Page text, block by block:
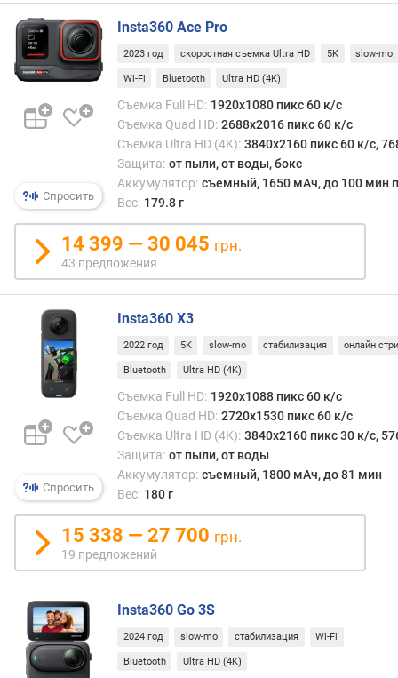
п
л
е
я
д
и
н
а
л
ь
ф
р
о
н
т
а
л
н
о
о
д
и
с
п
л
я
(
"
)
Спросить
Insta360 Ace Pro
2023 год скоростная съемка Ultra HD 5K slow-mo
Wi-Fi Bluetooth Ultra HD (4K)
Съемка Full HD: 1920x1080 пикс 60 к/с
Съемка Quad HD: 2688x2016 пикс 60 к/с
Съемка Ultra HD (4K): 3840x2160 пикс 60 к/с,
Защита: от пыли, от воды, бокс
Аккумулятор: съемный, 1650 мАч, до 100 мин
Вес: 179.8 г
14 399 — 30 045 грн.
43 предложения
Спросить
Insta360 X3
2022 год 5K slow-mo стабилизация онлайн
Bluetooth Ultra HD (4K)
Съемка Full HD: 1920x1088 пикс 60 к/с
Съемка Quad HD: 2720x1530 пикс 60 к/с
Съемка Ultra HD (4K): 3840x2160 пикс 30 к/с,
Защита: от пыли, от воды
Аккумулятор: съемный, 1800 мАч, до 81 мин
Вес: 180 г
15 338 — 27 700 грн.
19 предложений
Insta360 Go 3S
2024 год slow-mo стабилизация Wi-Fi
Bluetooth Ultra HD (4K)